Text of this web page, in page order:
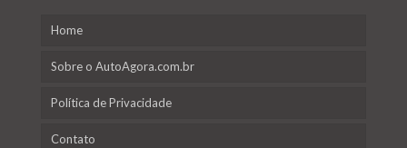
Home
Sobre o AutoAgora.com.br
Política de Privacidade
Contato